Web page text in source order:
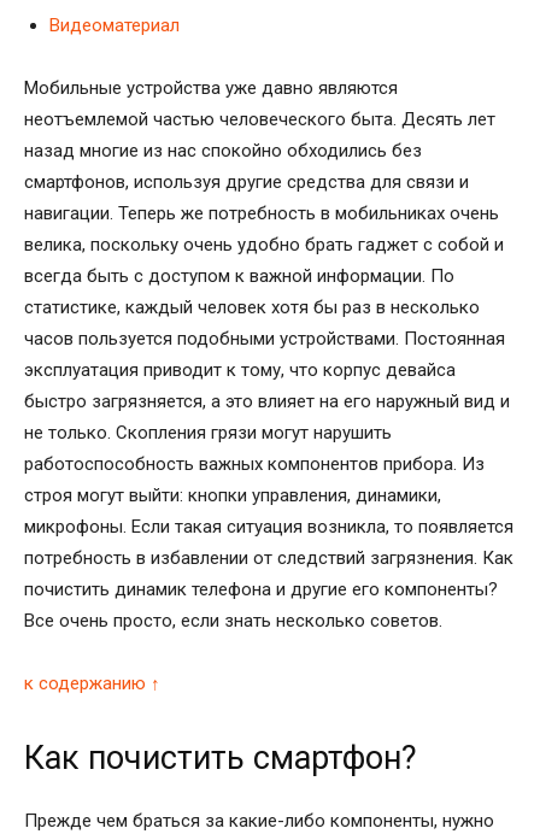
Видеоматериал
Мобильные устройства уже давно являются
неотъемлемой частью человеческого быта. Десять лет
назад многие из нас спокойно обходились без
смартфонов, используя другие средства для связи и
навигации. Теперь же потребность в мобильниках очень
велика, поскольку очень удобно брать гаджет с собой и
всегда быть с доступом к важной информации. По
статистике, каждый человек хотя бы раз в несколько
часов пользуется подобными устройствами. Постоянная
эксплуатация приводит к тому, что корпус девайса
быстро загрязняется, а это влияет на его наружный вид и
не только. Скопления грязи могут нарушить
работоспособность важных компонентов прибора. Из
строя могут выйти: кнопки управления, динамики,
микрофоны. Если такая ситуация возникла, то появляется
потребность в избавлении от следствий загрязнения. Как
почистить динамик телефона и другие его компоненты?
Все очень просто, если знать несколько советов.
к содержанию ↑
Как почистить смартфон?
Прежде чем браться за какие-либо компоненты, нужно